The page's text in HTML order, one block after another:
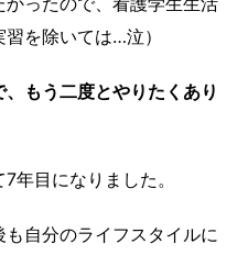
を除いては…泣）
もう二度とやりたくあり
年目になりました。
自分のライフスタイルに